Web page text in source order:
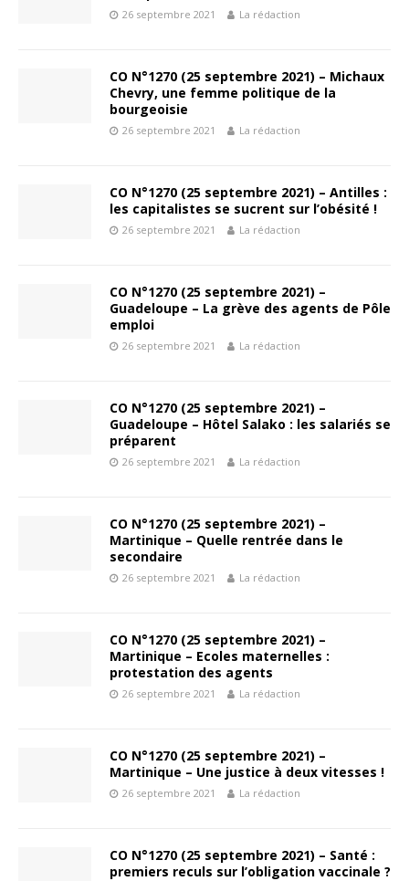
26 septembre 2021 La rédaction
CO N°1270 (25 septembre 2021) – Michaux
Chevry, une femme politique de la
bourgeoisie
26 septembre 2021 La rédaction
CO N°1270 (25 septembre 2021) – Antilles :
les capitalistes se sucrent sur l’obésité !
26 septembre 2021 La rédaction
CO N°1270 (25 septembre 2021) –
Guadeloupe – La grève des agents de Pôle
emploi
26 septembre 2021 La rédaction
CO N°1270 (25 septembre 2021) –
Guadeloupe – Hôtel Salako : les salariés se
préparent
26 septembre 2021 La rédaction
CO N°1270 (25 septembre 2021) –
Martinique – Quelle rentrée dans le
secondaire
26 septembre 2021 La rédaction
CO N°1270 (25 septembre 2021) –
Martinique – Ecoles maternelles :
protestation des agents
26 septembre 2021 La rédaction
CO N°1270 (25 septembre 2021) –
Martinique – Une justice à deux vitesses !
26 septembre 2021 La rédaction
CO N°1270 (25 septembre 2021) – Santé :
premiers reculs sur l’obligation vaccinale ?